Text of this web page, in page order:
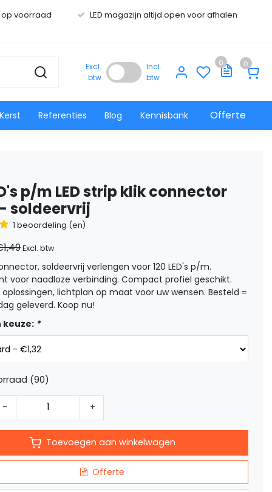
op voorraad LED magazijn altijd open voor afhalen
Excl.
btw
Incl.
btw
0 0
Kerst Referenties Blog Kennisbank Offerte
p/m LED strip klik connector
soldeervrij
1 beoordeling (en)
Excl. btw
soldeervrij verlengen voor 120 LED's p/m.
voor naadloze verbinding. Compact profiel geschikt.
oplossingen, lichtplan op maat voor uw wensen. Besteld =
geleverd. Koop nu!
keuze: *
(90)
- +
Toevoegen aan winkelwagen
Offerte